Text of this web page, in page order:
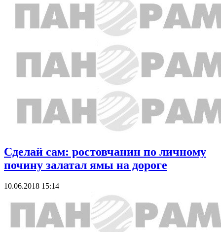
Сделай сам: ростовчанин по личному
почину залатал ямы на дороге
10.06.2018 15:14